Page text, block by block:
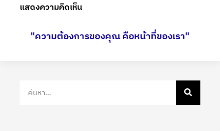
แสดงความคิดเห็น
"ความต้องการของคุณ คือหน้าที่ของเรา"